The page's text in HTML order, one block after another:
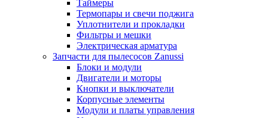
Таймеры
Термопары и свечи поджига
Уплотнители и прокладки
Фильтры и мешки
Электрическая арматура
Запчасти для пылесосов Zanussi
Блоки и модули
Двигатели и моторы
Кнопки и выключатели
Корпусные элементы
Модули и платы управления